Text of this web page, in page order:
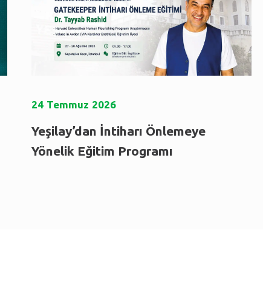
24 Temmuz 2026
Yeşilay’dan İntiharı Önlemeye
Yönelik Eğitim Programı